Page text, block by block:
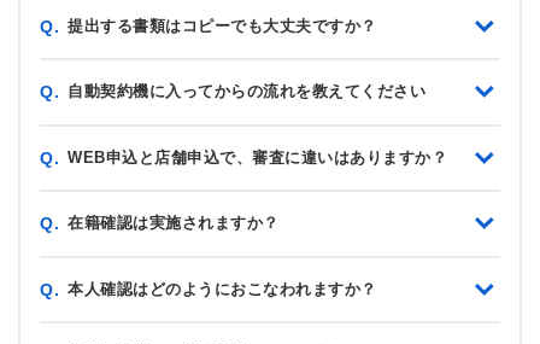
Q. 提出する書類はコピーでも大丈夫ですか？
Q. 自動契約機に入ってからの流れを教えてください
Q. WEB申込と店舗申込で、審査に違いはありますか？
Q. 在籍確認は実施されますか？
Q. 本人確認はどのようにおこなわれますか？